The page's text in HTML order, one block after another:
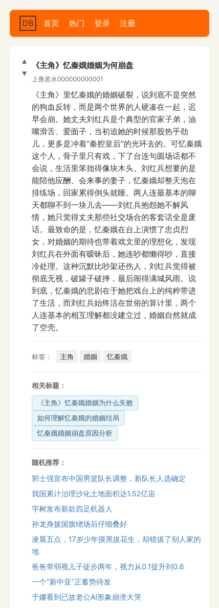
DB 首页 热门 登录 注册
▲
▼
《主角》忆秦娥婚姻为何崩盘
上善若水000000000001
《主角》里忆秦娥的婚姻破裂，说到底不是突然
的狗血反转，而是两个世界的人硬凑在一起，迟
早会崩。她丈夫刘红兵是个典型的官家子弟，油
嘴滑舌、爱面子，当初追她的时候那股热乎劲
儿，更多是冲着“秦腔皇后”的光环去的。可忆秦娥
这个人，骨子里只有戏，下了台连句圆场话都不
会说，生活里笨拙得像块木头。刘红兵想要的是
能陪他应酬、会来事的妻子，忆秦娥却整天泡在
排练场，回家累得倒头就睡。两人连最基本的聊
天都聊不到一块儿去——刘红兵抱怨她不解风
情，她只觉得丈夫那些社交场合的客套话全是废
话。最致命的是，忆秦娥在台上演惯了忠贞烈
女，对婚姻的期待也带着戏文里的理想化，发现
刘红兵在外面有暧昧后，她连吵都懒得吵，直接
冷处理。这种沉默比吵架还伤人，刘红兵觉得被
彻底无视，破罐子破摔，最后闹得满城风雨。说
到底，忆秦娥的悲剧在于她把戏台上的纯粹带进
了生活，而刘红兵始终活在世俗的算计里，两个
人连基本的相互理解都没建立过，婚姻自然就成
了空壳。
标签： 主角 婚姻 忆秦娥
相关标题：
《主角》忆秦娥婚姻为什么失败
如何理解忆秦娥的婚姻结局
忆秦娥婚姻崩盘原因分析
随机推荐：
郭士强宣布中国男篮队长调整，新队长人选确定
我国累计治理沙化土地面积达1.52亿亩
宇树发布新款四足机器人
孙龙身披国旗绕场后仔细叠好
凌晨五点，17岁少年摸黑拔花生，却错拔了别人家的
地
爸爸带弱视儿子徒步两年，视力从0.1提升到0.6
一个“新中亚”正蓄势待发
于娜看到已故老公AI形象崩溃大哭